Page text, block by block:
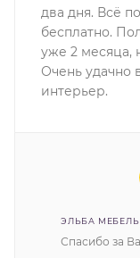
два дня. Всё
бесплатно.
уже 2 месяца,
Очень удачно
интерьер.
ЭЛЬБА МЕБЕЛЬ
Спасибо за